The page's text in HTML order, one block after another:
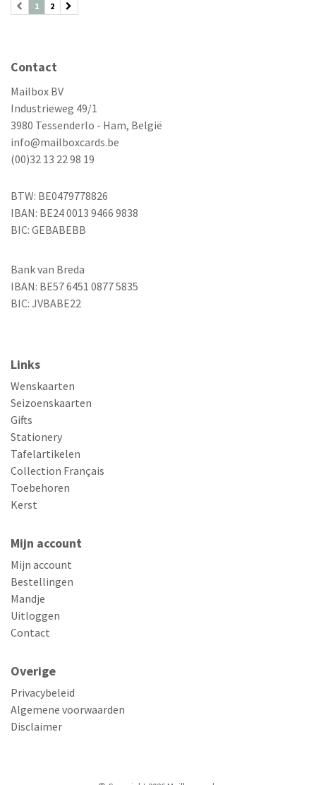
1 2
Contact
Mailbox BV
Industrieweg 49/1
3980 Tessenderlo - Ham, België
info@mailboxcards.be
(00)32 13 22 98 19
BTW: BE0479778826
IBAN: BE24 0013 9466 9838
BIC: GEBABEBB
Bank van Breda
IBAN: BE57 6451 0877 5835
BIC: JVBABE22
Links
Wenskaarten
Seizoenskaarten
Gifts
Stationery
Tafelartikelen
Collection Français
Toebehoren
Kerst
Mijn account
Mijn account
Bestellingen
Mandje
Uitloggen
Contact
Overige
Privacybeleid
Algemene voorwaarden
Disclaimer